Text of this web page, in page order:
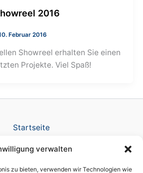
verwalten
zu bieten, verwenden wir Technologien wie
2016
Februar 2016
Showreel erhalten Sie einen
Projekte. Viel Spaß!
Startseite
TV Produktion
News